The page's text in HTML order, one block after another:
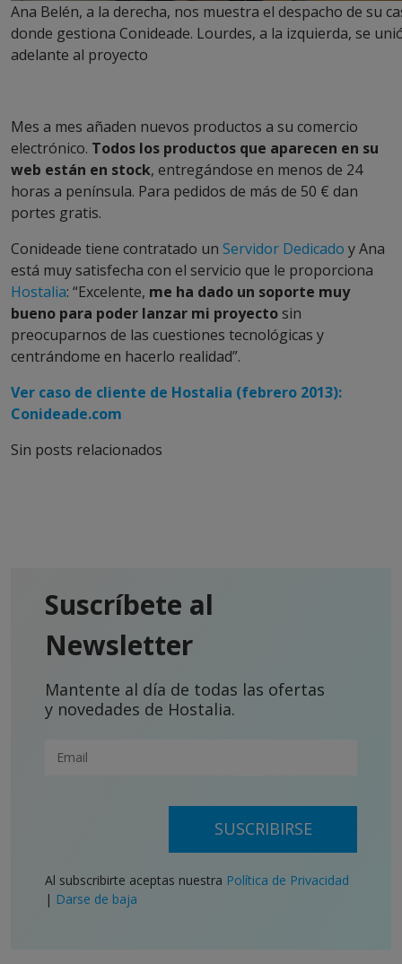
Ana Belén, a la derecha, nos muestra el despacho de su
donde gestiona Conideade. Lourdes, a la izquierda, se
adelante al proyecto
Mes a mes añaden nuevos productos a su comercio
electrónico. Todos los productos que aparecen en su
web están en stock, entregándose en menos de 24
horas a península. Para pedidos de más de 50 € dan
portes gratis.
Conideade tiene contratado un Servidor Dedicado y Ana
está muy satisfecha con el servicio que le proporciona
Hostalia: “Excelente, me ha dado un soporte muy
bueno para poder lanzar mi proyectosin
preocuparnos de las cuestiones tecnológicas y
centrándome en hacerlo realidad”.
Ver caso de cliente de Hostalia (febrero 2013):
Conideade.com
Sin posts relacionados
Suscríbete al
Newsletter
Mantente al día de todas las ofertas
y novedades de Hostalia.
SUSCRIBIRSE
Al subscribirte aceptas nuestra Política de Privacidad
| Darse de baja